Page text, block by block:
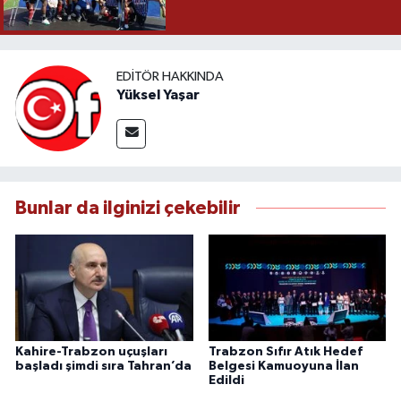
EDITÖR HAKKINDA
Yüksel Yaşar
Bunlar da ilginizi çekebilir
Kahire-Trabzon uçuşları
başladı şimdi sıra Tahran’da
Trabzon Sıfır Atık Hedef
Belgesi Kamuoyuna İlan
Edildi